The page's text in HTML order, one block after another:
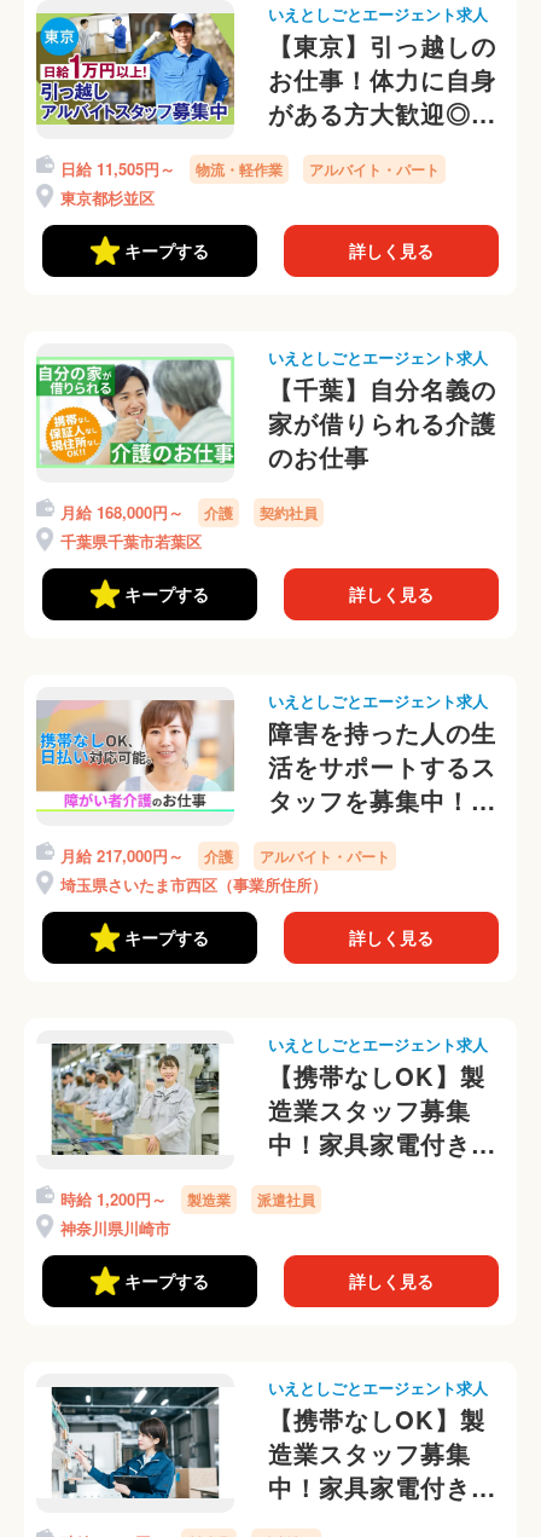
いえとしごとエージェント求人
【東京】引っ越しの
お仕事！体力に自身
がある方大歓迎◎携
帯なしOKです
日給 11,505円～ 物流・軽作業 アルバイト・パート
東京都杉並区
キープする 詳しく見る
いえとしごとエージェント求人
【千葉】自分名義の
家が借りられる介護
のお仕事
月給 168,000円～ 介護 契約社員
千葉県千葉市若葉区
キープする 詳しく見る
いえとしごとエージェント求人
障害を持った人の生
活をサポートするス
タッフを募集中！携
帯番号なしOKです♪
月給 217,000円～ 介護 アルバイト・パート
埼玉県さいたま市西区（事業所住所）
キープする 詳しく見る
いえとしごとエージェント求人
【携帯なしOK】製
造業スタッフ募集
中！家具家電付き個
室寮あり
時給 1,200円～ 製造業 派遣社員
神奈川県川崎市
キープする 詳しく見る
いえとしごとエージェント求人
【携帯なしOK】製
造業スタッフ募集
中！家具家電付き個
室寮あり